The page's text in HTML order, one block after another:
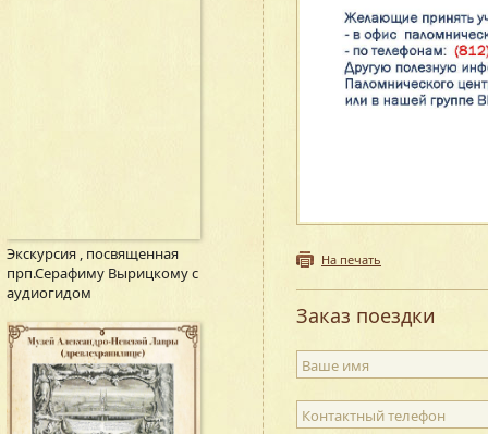
Экскурсия , посвященная
прп.Серафиму Вырицкому с
аудиогидом
На печать
Заказ поездки
Ваше имя
Контактный телефон